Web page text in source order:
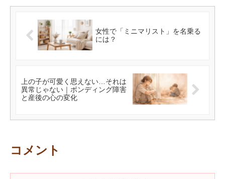
女性で「ミニマリスト」を名乗る
には？
上の子が可愛く思えない…それは
異常じゃない｜ボンディング障害
と産後の心の変化
コメント